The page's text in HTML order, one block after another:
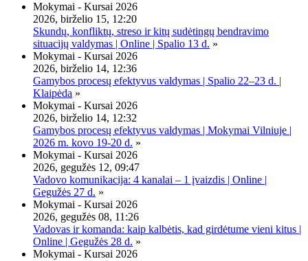
Mokymai - Kursai 2026
2026, birželio 15, 12:20
Skundų, konfliktų, streso ir kitų sudėtingų bendravimo
situacijų valdymas | Online | Spalio 13 d. »
Mokymai - Kursai 2026
2026, birželio 14, 12:36
Gamybos procesų efektyvus valdymas | Spalio 22–23 d. |
Klaipėda »
Mokymai - Kursai 2026
2026, birželio 14, 12:32
Gamybos procesų efektyvus valdymas | Mokymai Vilniuje |
2026 m. kovo 19-20 d. »
Mokymai - Kursai 2026
2026, gegužės 12, 09:47
Vadovo komunikacija: 4 kanalai – 1 įvaizdis | Online |
Gegužės 27 d. »
Mokymai - Kursai 2026
2026, gegužės 08, 11:26
Vadovas ir komanda: kaip kalbėtis, kad girdėtume vieni kitus |
Online | Gegužės 28 d. »
Mokymai - Kursai 2026